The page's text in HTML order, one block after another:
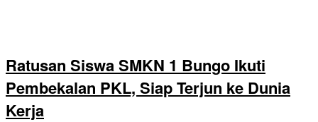
Ratusan Siswa SMKN 1 Bungo Ikuti
Pembekalan PKL, Siap Terjun ke Dunia
Kerja